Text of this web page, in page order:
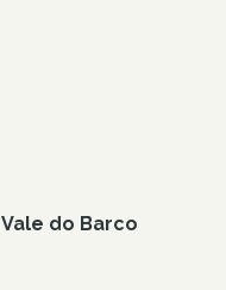
do Barco